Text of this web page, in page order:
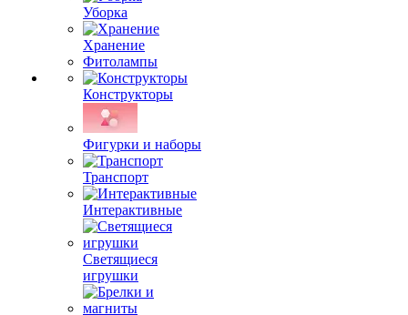
Уборка
Хранение
Фитолампы
Конструкторы
Фигурки и наборы
Транспорт
Интерактивные
Светящиеся
игрушки